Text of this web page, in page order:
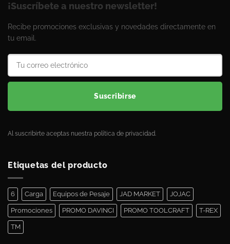
¡Suscríbete a nuestro newsletter!
Recibe promociones exclusivas y novedades directamente en
tu email.
Suscribirse
Al suscribirte aceptas nuestra política de privacidad.
Etiquetas del producto
6 Carga Equipos de Pesaje JAD MARKET JOJAC
Promociones PROMO DAVINCI PROMO TOOLCRAFT T-REX
TM